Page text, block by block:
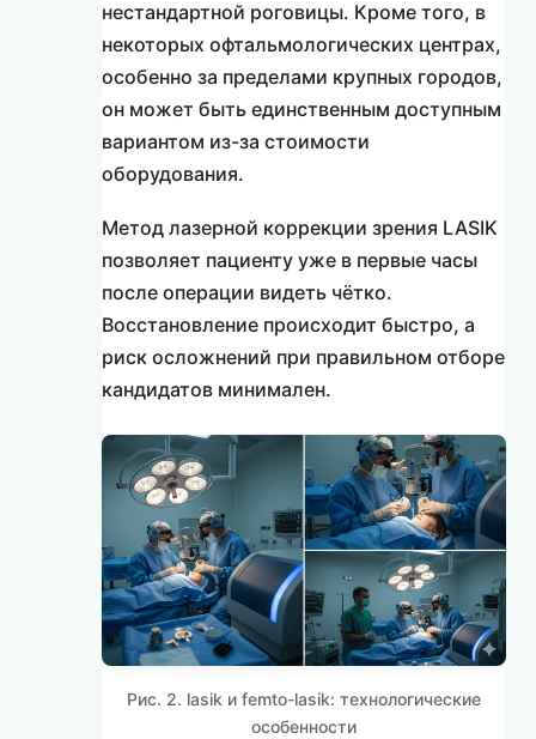
нестандартной роговицы. Кроме того, в
некоторых офтальмологических центрах,
особенно за пределами крупных городов,
он может быть единственным доступным
вариантом из-за стоимости
оборудования.
Метод лазерной коррекции зрения LASIK
позволяет пациенту уже в первые часы
после операции видеть чётко.
Восстановление происходит быстро, а
риск осложнений при правильном отборе
кандидатов минимален.
Рис. 2. lasik и femto-lasik: технологические
особенности